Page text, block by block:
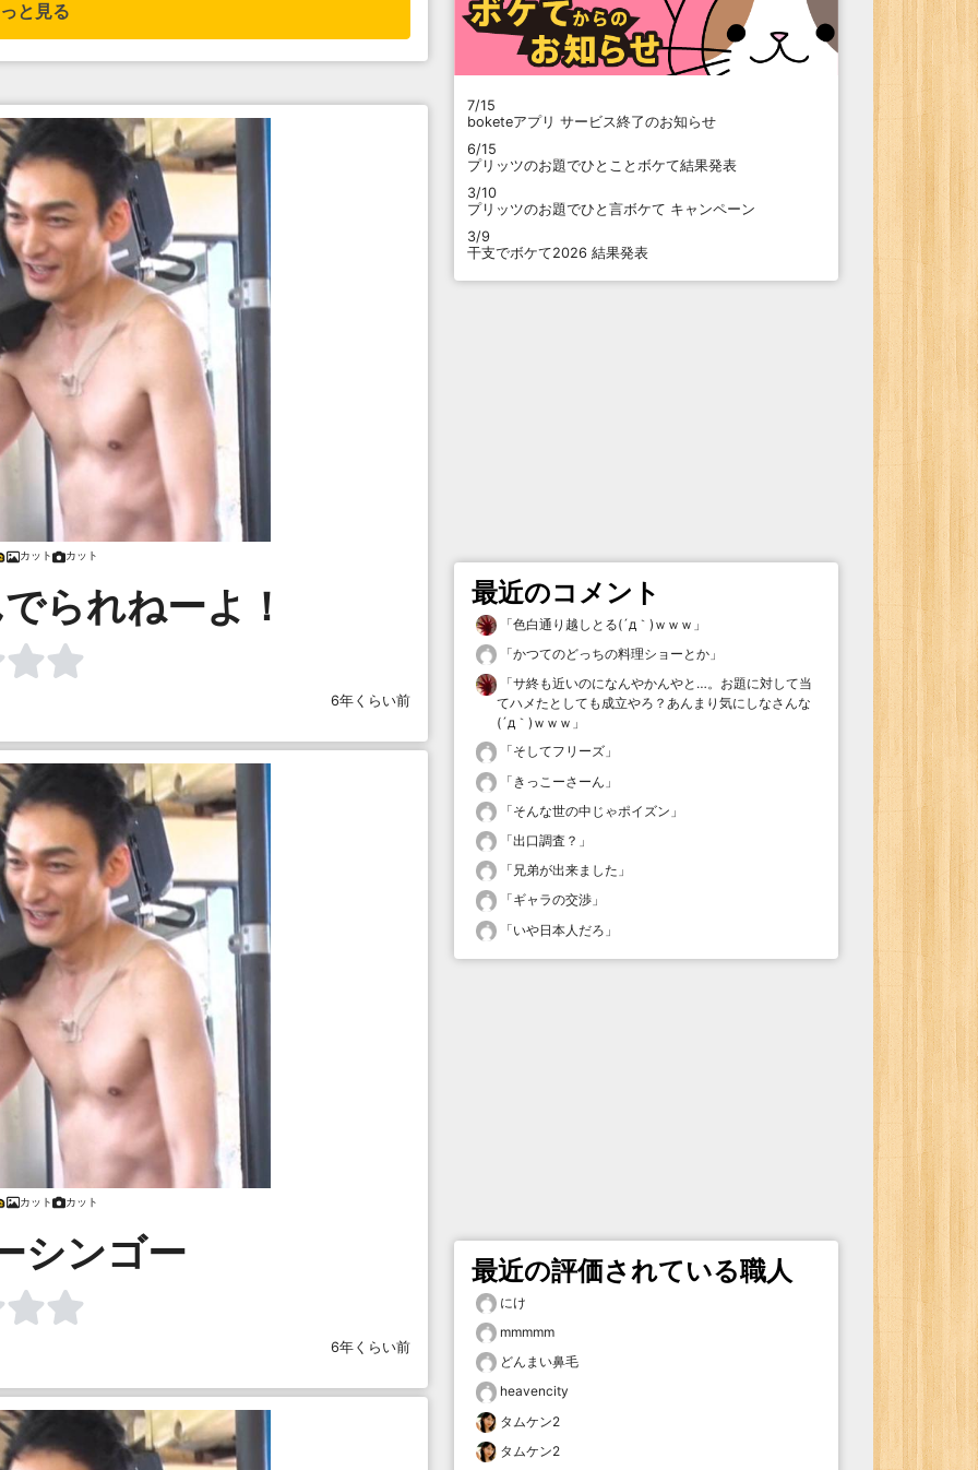
と見る
カット カット
られねーよ！
6年くらい前
カット カット
シンゴー
6年くらい前
7/15
boketeアプリ サービス終了のお知らせ
6/15
プリッツのお題でひとことボケて結果発表
3/10
プリッツのお題でひと言ボケて キャンペーン
3/9
干支でボケて2026 結果発表
最近のコメント
「色白通り越しとる(´д｀)ｗｗｗ 」
「かつてのどっちの料理ショーとか 」
「サ終も近いのになんやかんやと…。お題に対して当
てハメたとしても成立やろ？あんまり気にしなさんな
(´д｀)ｗｗｗ 」
「そしてフリーズ 」
「 きっこーさーん 」
「そんな世の中じゃポイズン 」
「出口調査？ 」
「 兄弟が出来ました 」
「ギャラの交渉 」
「いや日本人だろ 」
最近の評価されている職人
にけ
mmmmm
どんまい鼻毛
heavencity
タムケン2
タムケン2